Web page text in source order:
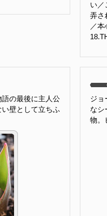
い／
弄さ
／
の最後に主人公
壁として立ちふ
ジョ
なシ
物。